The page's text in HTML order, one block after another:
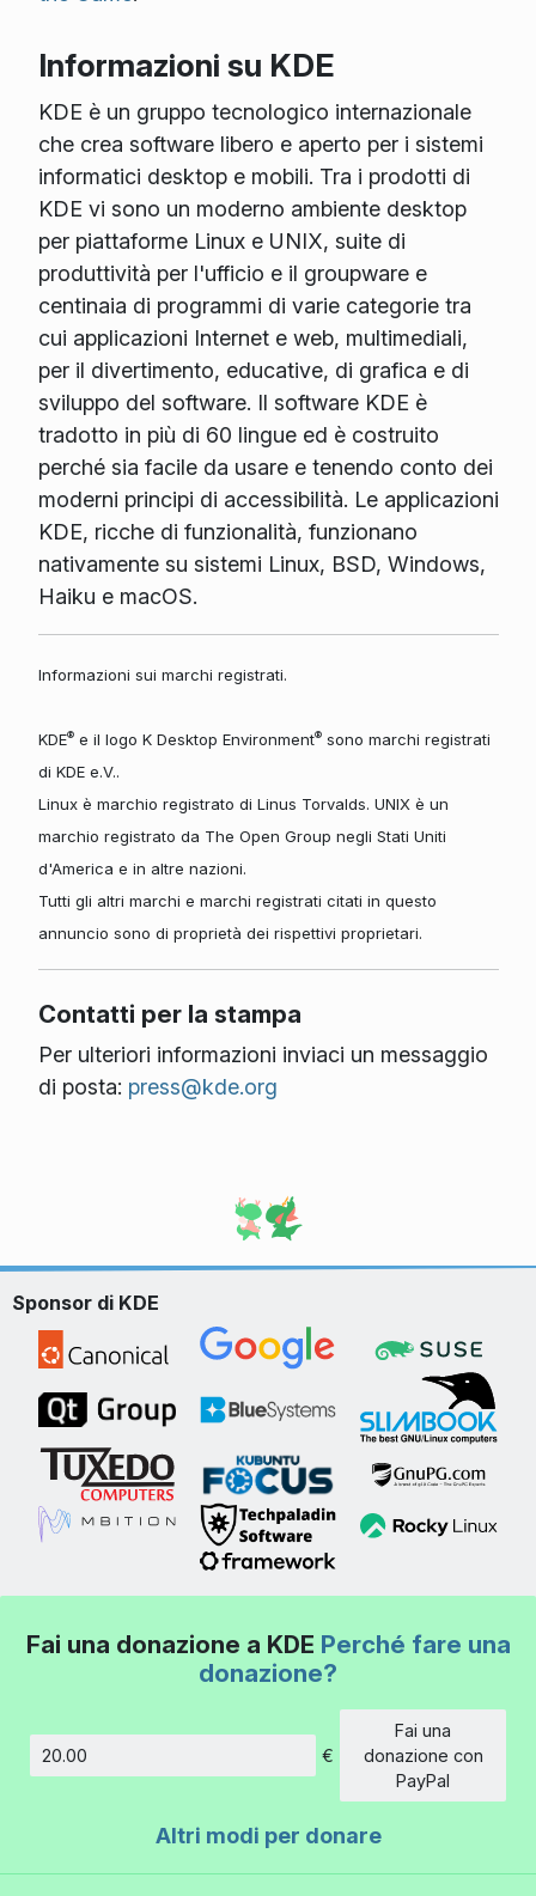
Informazioni su KDE
KDE è un gruppo tecnologico internazionale
che crea software libero e aperto per i sistemi
informatici desktop e mobili. Tra i prodotti di
KDE vi sono un moderno ambiente desktop
per piattaforme Linux e UNIX, suite di
produttività per l'ufficio e il groupware e
centinaia di programmi di varie categorie tra
cui applicazioni Internet e web, multimediali,
per il divertimento, educative, di grafica e di
sviluppo del software. Il software KDE è
tradotto in più di 60 lingue ed è costruito
perché sia facile da usare e tenendo conto dei
moderni principi di accessibilità. Le applicazioni
KDE, ricche di funzionalità, funzionano
nativamente su sistemi Linux, BSD, Windows,
Haiku e macOS.
Informazioni sui marchi registrati.
KDE®e il logo K Desktop Environment®sono marchi registrati
di KDE e.V..
Linux è marchio registrato di Linus Torvalds. UNIX è un
marchio registrato da The Open Group negli Stati Uniti
d'America e in altre nazioni.
Tutti gli altri marchi e marchi registrati citati in questo
annuncio sono di proprietà dei rispettivi proprietari.
Contatti per la stampa
Per ulteriori informazioni inviaci un messaggio
di posta: press@kde.org
Sponsor di KDE
Fai una donazione a KDE Perché fare una
donazione?
Importo
€
Fai una
donazione con
PayPal
Altri modi per donare